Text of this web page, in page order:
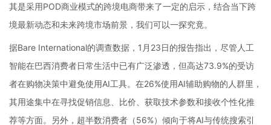
其是采用POD商业模式的跨境电商带来了一定的启示，结合当下跨
境最新动态和未来跨境市场前景，我们可以一探究竟。
据Bare International的调查数据，1月23日的报告指出，尽管人工
智能在巴西消费者日常生活中已有广泛渗透，但高达73.9%的受访
者在购物决策中避免使用AI工具。在26%使用AI辅助购物的人群里，
其用途集中在寻找促销信息、比价、获取技术参数和接收个性化推
荐等方面。另外，超半数消费者（56%）倾向于将AI与传统搜索引